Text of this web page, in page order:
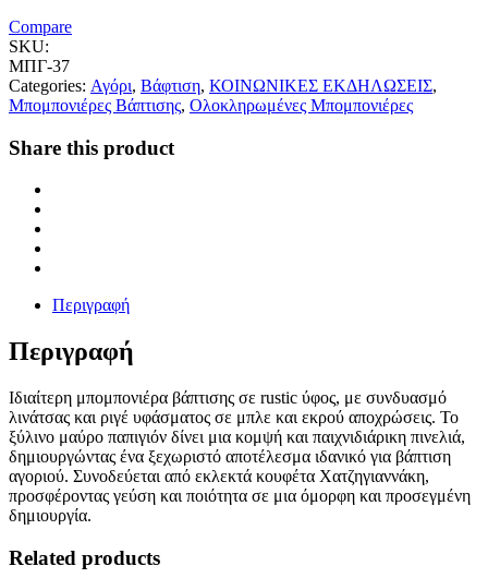
Compare
SKU:
ΜΠΓ-37
Categories: Αγόρι, Βάφτιση, ΚΟΙΝΩΝΙΚΕΣ ΕΚΔΗΛΩΣΕΙΣ,
Μπομπονιέρες Βάπτισης, Ολοκληρωμένες Μπομπονιέρες
Share this product
Περιγραφή
Περιγραφή
Ιδιαίτερη μπομπονιέρα βάπτισης σε rustic ύφος, με συνδυασμό
λινάτσας και ριγέ υφάσματος σε μπλε και εκρού αποχρώσεις. Το
ξύλινο μαύρο παπιγιόν δίνει μια κομψή και παιχνιδιάρικη πινελιά,
δημιουργώντας ένα ξεχωριστό αποτέλεσμα ιδανικό για βάπτιση
αγοριού. Συνοδεύεται από εκλεκτά κουφέτα Χατζηγιαννάκη,
προσφέροντας γεύση και ποιότητα σε μια όμορφη και προσεγμένη
δημιουργία.
Related products